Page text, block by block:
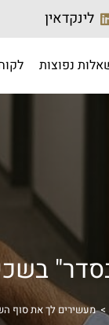
לינקדאין
נפוצות
> מעשירים לך את סוף